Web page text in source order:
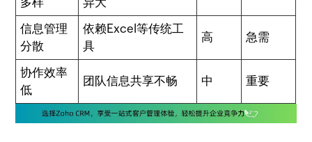
信息管理
分散
依赖Excel等传统工
具
高 急需
协作效率
低
团队信息共享不畅 中 重要